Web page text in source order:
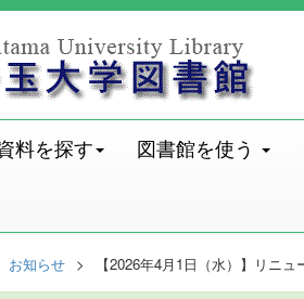
料を探す 図書館を使う
お知らせ 【2026年4月1日（水）】リニ